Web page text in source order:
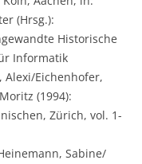
(Hrsg.):
Historische
Informatik
Eichenhofer,
(1994):
Zürich, vol. 1-
Sabine/